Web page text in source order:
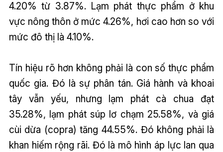
4.20% từ 3.87%. Lạm phát thực phẩm ở khu
vực nông thôn ở mức 4.26%, hơi cao hơn so với
mức đô thị là 4.10%.
Tín hiệu rõ hơn không phải là con số thực phẩm
quốc gia. Đó là sự phân tán. Giá hành và khoai
tây vẫn yếu, nhưng lạm phát cà chua đạt
35.28%, lạm phát súp lơ chạm 25.58%, và giá
cùi dừa (copra) tăng 44.55%. Đó không phải là
khan hiếm rộng rãi. Đó là mô hình áp lực lan qua